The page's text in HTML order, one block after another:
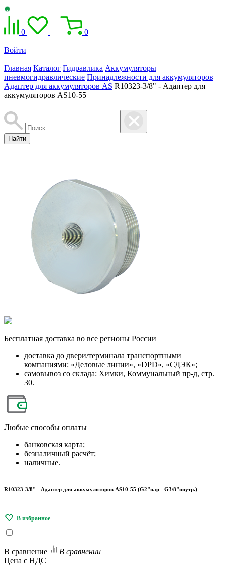
0 0
Войти
Главная Каталог Гидравлика Аккумуляторы
пневмогидравлические Принадлежности для аккумуляторов
Адаптер для аккумуляторов AS R10323-3/8" - Адаптер для
аккумуляторов AS10-55
Найти
Бесплатная доставка во все регионы России
доставка до двери/терминала транспортными
компаниями: «Деловые линии», «DPD», «СДЭК»;
самовывоз со склада: Химки, Коммунальный пр-д, стр.
30.
Любые способы оплаты
банковская карта;
безналичный расчёт;
наличные.
R10323-3/8" - Адаптер для аккумуляторов AS10-55 (G2"нар - G3/8"внутр.)
В сравнение
В сравнении
Цена с НДС